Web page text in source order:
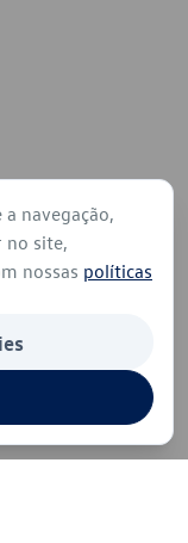
navegação,
no site,
nossas políticas